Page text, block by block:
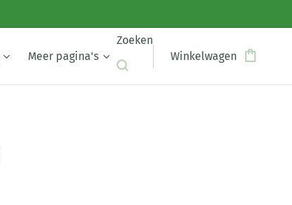
Meer pagina's
Zoeken
Winkelwagen